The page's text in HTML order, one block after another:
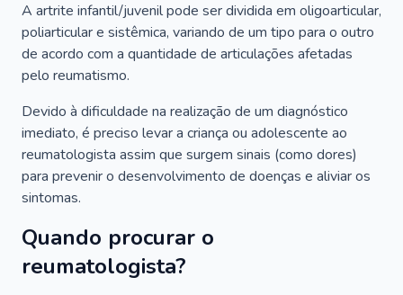
A artrite infantil/juvenil pode ser dividida em oligoarticular,
poliarticular e sistêmica, variando de um tipo para o outro
de acordo com a quantidade de articulações afetadas
pelo reumatismo.
Devido à dificuldade na realização de um diagnóstico
imediato, é preciso levar a criança ou adolescente ao
reumatologista assim que surgem sinais (como dores)
para prevenir o desenvolvimento de doenças e aliviar os
sintomas.
Quando procurar o
reumatologista?